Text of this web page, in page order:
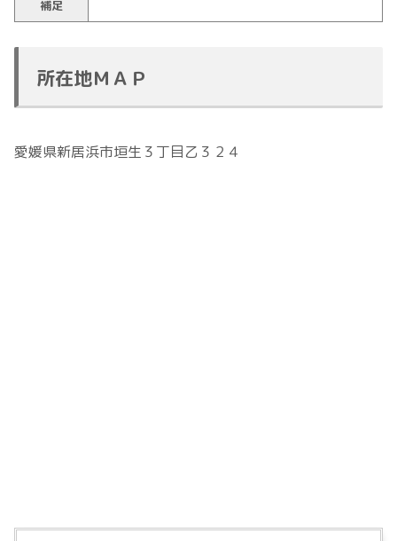
補足
所在地ＭＡＰ
愛媛県新居浜市垣生３丁目乙３２４